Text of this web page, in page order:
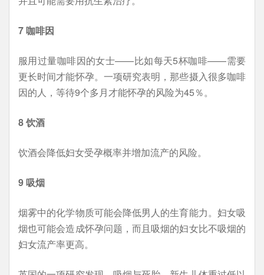
7 咖啡因
服用过量咖啡因的女士——比如每天5杯咖啡——需要
更长时间才能怀孕。一项研究表明，那些摄入很多咖啡
因的人，等待9个多月才能怀孕的风险为45％。
8 饮酒
饮酒会降低妇女受孕概率并增加流产的风险。
9 吸烟
烟雾中的化学物质可能会降低男人的生育能力。妇女吸
烟也可能会造成怀孕问题，而且吸烟的妇女比不吸烟的
妇女流产率更高。